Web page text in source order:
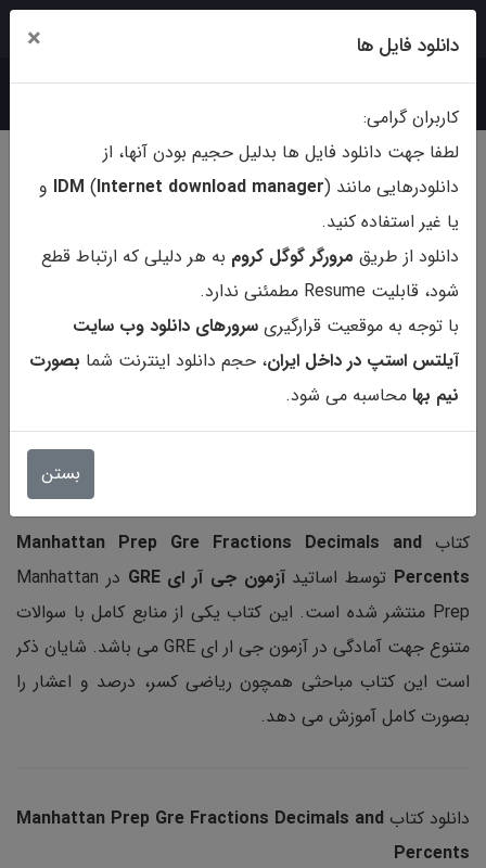
ورود ثبت‌نام
کتاب Fractions Decimals and
کتاب Manhattan Prep Gre Fractions Decimals and
Percents توسط اساتیدآزمون جی آر ای GRE
در Manhattan
Prep منتشر شده است. این کتاب یکی از منابع کامل با سوالات
متنوع جهت آمادگی در آزمون جی ار ای GRE می باشد. شایان ذکر
است این کتاب مباحثی همچون ریاضی کسر، درصد و اعشار را
بصورت کامل آموزش می دهد.
دانلود کتاب Manhattan Prep Gre Fractions Decimals and
Percents
دانلود فایل ها ×
کاربران گرامی:
لطفا جهت دانلود فایل ها بدلیل حجیم بودن آنها، از
دانلودرهایی مانند (
Internet download manager
)
IDM و
یا غیر استفاده کنید.
دانلود از طریق مرورگر گوگل کروم به هر دلیلی که ارتباط قطع
شود، قابلیت Resume مطمئنی ندارد.
با توجه به موقعیت قرارگیری سرورهای دانلود وب سایت
آیلتس استپ در داخل ایران، حجم دانلود اینترنت شما بصورت
نیم بها محاسبه می شود.
بستن